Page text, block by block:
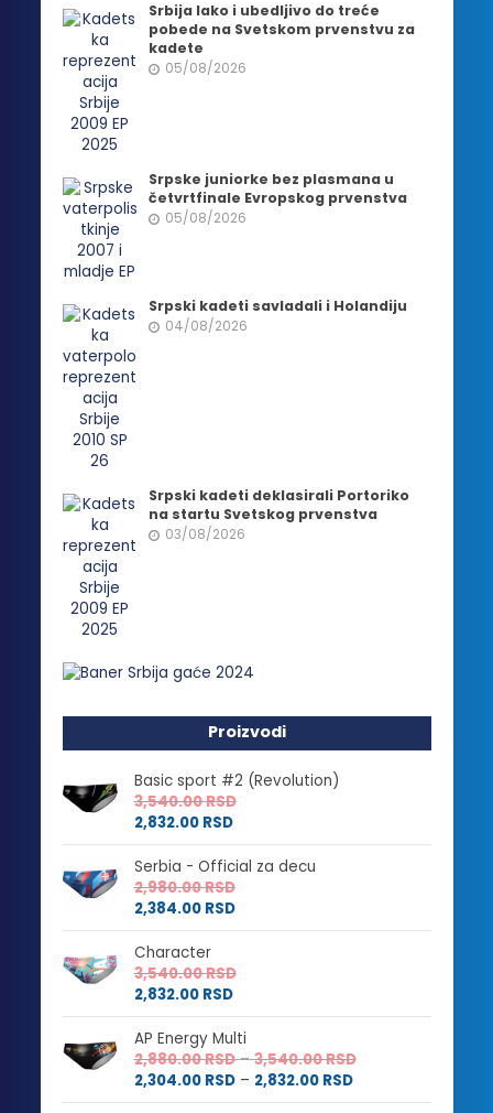
Srbija lako i ubedljivo do treće
pobede na Svetskom prvenstvu za
kadete
05/08/2026
Srpske juniorke bez plasmana u
četvrtfinale Evropskog prvenstva
05/08/2026
Srpski kadeti savladali i Holandiju
04/08/2026
Srpski kadeti deklasirali Portoriko
na startu Svetskog prvenstva
03/08/2026
Proizvodi
Basic sport #2 (Revolution)
3,540.00RSD
2,832.00 RSD
Serbia - Official za decu
2,980.00RSD
2,384.00 RSD
Character
3,540.00RSD
2,832.00 RSD
AP Energy Multi
2,880.00RSD – 3,540.00RSDRaspon
od
2,304.00 RSD – 2,832.00 RSDRaspon
cena: